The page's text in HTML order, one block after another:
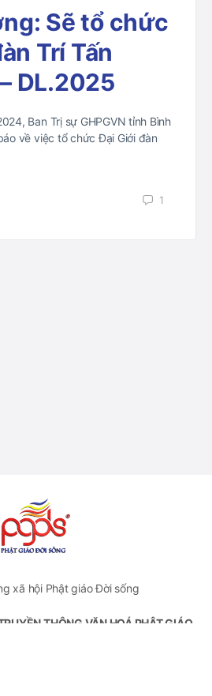
Sẽ tổ chức
Trí Tấn
DL.2025
Ban Trị sự GHPGVN tỉnh Bình
về việc tổ chức Đại Giới đàn
1
xã hội Phật giáo Đời sống
THÔNG VĂN HOÁ PHẬT GIÁO